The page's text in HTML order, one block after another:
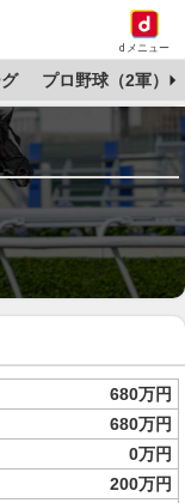
dメニュー
プロ野球（2軍）
680万円
680万円
0万円
200万円